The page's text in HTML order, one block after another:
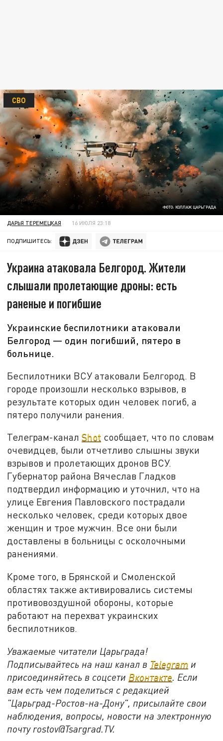
ФОТО: КОЛЛАЖ ЦАРЬГРАДА
СВО
ДАРЬЯ ТЕРЕМЕЦКАЯ 16 ИЮЛЯ 23:18
ПОДПИШИТЕСЬ:
Украина атаковала Белгород. Жители
слышали пролетающие дроны: есть
раненые и погибшие
Украинские беспилотники атаковали
Белгород — один погибший, пятеро в
больнице.
Беспилотники ВСУ атаковали Белгород. В
городе произошли несколько взрывов, в
результате которых один человек погиб, а
пятеро получили ранения.
Телеграм-каналShot сообщает, что по словам
очевидцев, были отчетливо слышны звуки
взрывов и пролетающих дронов ВСУ.
Губернатор района Вячеслав Гладков
подтвердил информацию и уточнил, что на
улице Евгения Павловского пострадали
несколько человек, среди которых двое
женщин и трое мужчин. Все они были
доставлены в больницы с осколочными
ранениями.
Кроме того, в Брянской и Смоленской
областях также активировались системы
противовоздушной обороны, которые
работают на перехват украинских
беспилотников.
Уважаемые читатели Царьграда!
Подписывайтесь на наш канал в Telegram и
присоединяйтесь в соцсети Вконтакте. Если
вам есть чем поделиться с редакцией
"Царьград-Ростов-на-Дону", присылайте свои
наблюдения, вопросы, новости на электронную
почту rostov@Tsargrad.ТV.